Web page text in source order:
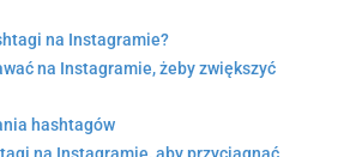
na Instagramie?
na Instagramie, żeby zwiększyć
hashtagów